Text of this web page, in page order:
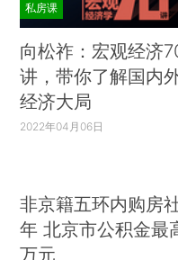
私房课
向松祚：宏观经济
讲，带你了解国内
经济大局
2022年04月06日
非京籍五环内购房
年 北京市公积金最
万元